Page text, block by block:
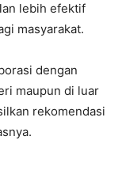
lebih efektif
masyarakat.
dengan
maupun di luar
rekomendasi